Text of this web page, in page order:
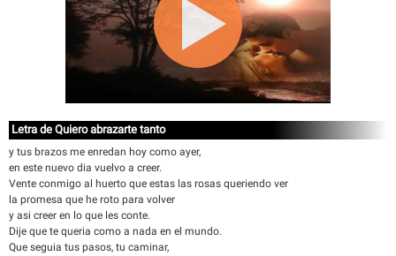
Letra de Quiero abrazarte tanto
y tus brazos me enredan hoy como ayer,
en este nuevo dia vuelvo a creer.
Vente conmigo al huerto que estas las rosas queriendo ver
la promesa que he roto para volver
y asi creer en lo que les conte.
Dije que te queria como a nada en el mundo.
Que seguia tus pasos, tu caminar,